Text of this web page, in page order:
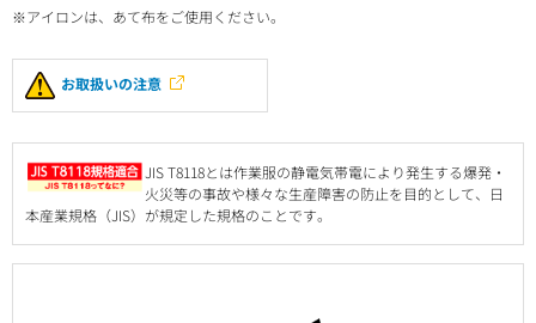
※アイロンは、あて布をご使用ください。
お取扱いの注意
JIS T8118とは作業服の静電気帯電により発生する爆発・
火災等の事故や様々な生産障害の防止を目的として、日
本産業規格（JIS）が規定した規格のことです。